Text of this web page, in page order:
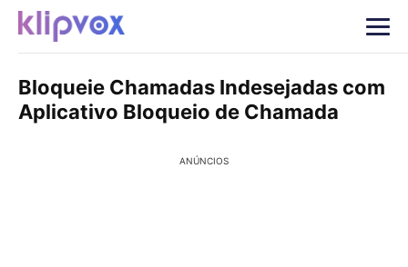
Bloqueie Chamadas Indesejadas com
Aplicativo Bloqueio de Chamada
ANÚNCIOS